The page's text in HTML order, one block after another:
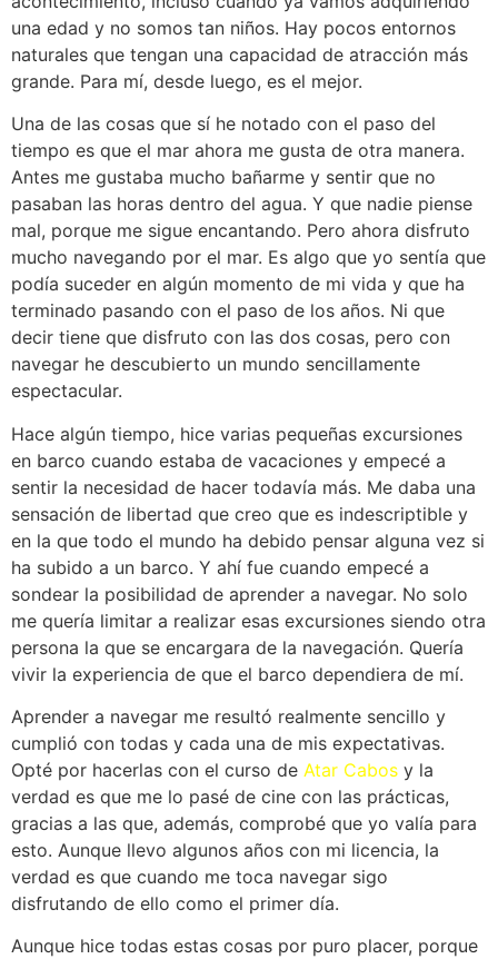
una edad y no somos tan niños. Hay pocos entornos
naturales que tengan una capacidad de atracción más
grande. Para mí, desde luego, es el mejor.
Una de las cosas que sí he notado con el paso del
tiempo es que el mar ahora me gusta de otra manera.
Antes me gustaba mucho bañarme y sentir que no
pasaban las horas dentro del agua. Y que nadie piense
mal, porque me sigue encantando. Pero ahora disfruto
mucho navegando por el mar. Es algo que yo sentía que
podía suceder en algún momento de mi vida y que ha
terminado pasando con el paso de los años. Ni que
decir tiene que disfruto con las dos cosas, pero con
navegar he descubierto un mundo sencillamente
espectacular.
Hace algún tiempo, hice varias pequeñas excursiones
en barco cuando estaba de vacaciones y empecé a
sentir la necesidad de hacer todavía más. Me daba una
sensación de libertad que creo que es indescriptible y
en la que todo el mundo ha debido pensar alguna vez si
ha subido a un barco. Y ahí fue cuando empecé a
sondear la posibilidad de aprender a navegar. No solo
me quería limitar a realizar esas excursiones siendo otra
persona la que se encargara de la navegación. Quería
vivir la experiencia de que el barco dependiera de mí.
Aprender a navegar me resultó realmente sencillo y
cumplió con todas y cada una de mis expectativas.
Opté por hacerlas con el curso de Atar Cabos y la
verdad es que me lo pasé de cine con las prácticas,
gracias a las que, además, comprobé que yo valía para
esto. Aunque llevo algunos años con mi licencia, la
verdad es que cuando me toca navegar sigo
disfrutando de ello como el primer día.
Aunque hice todas estas cosas por puro placer, porque